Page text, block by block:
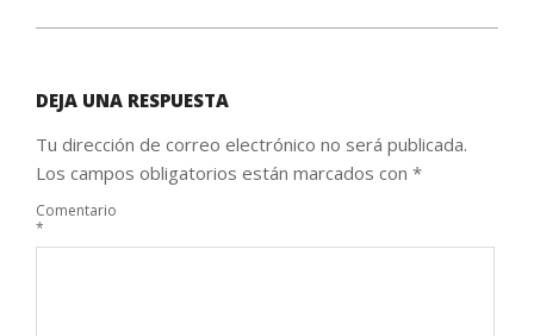
DEJA UNA RESPUESTA
Tu dirección de correo electrónico no será publicada.
Los campos obligatorios están marcados con *
Comentario
*